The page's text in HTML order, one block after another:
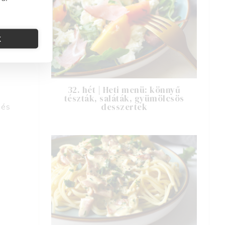
32. hét | Heti menü: könnyű
tészták, saláták, gyümölcsös
desszertek